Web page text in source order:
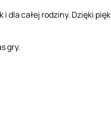
dla całej rodziny. Dzięki
gry.